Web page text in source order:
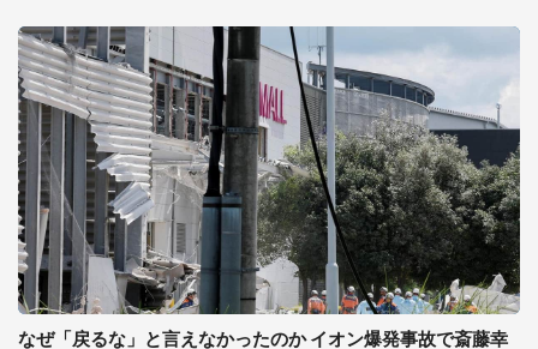
なぜ「戻るな」と言えなかったのか イオン爆発事故で斎藤幸